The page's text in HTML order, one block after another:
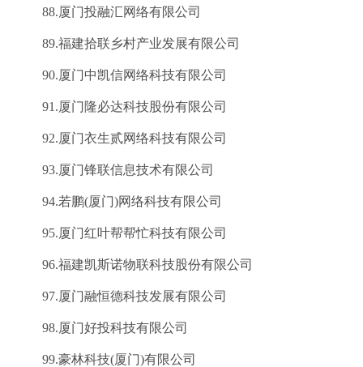
88.厦门投融汇网络有限公司
89.福建拾联乡村产业发展有限公司
90.厦门中凯信网络科技有限公司
91.厦门隆必达科技股份有限公司
92.厦门衣生贰网络科技有限公司
93.厦门锋联信息技术有限公司
94.若鹏(厦门)网络科技有限公司
95.厦门红叶帮帮忙科技有限公司
96.福建凯斯诺物联科技股份有限公司
97.厦门融恒德科技发展有限公司
98.厦门好投科技有限公司
99.豪林科技(厦门)有限公司